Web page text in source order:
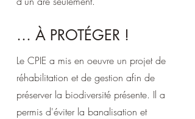
… À PROTÉGER !
Le CPIE a mis en oeuvre un projet de
réhabilitation et de gestion afin de
préserver la biodiversité présente. Il a
permis d'éviter la banalisation et